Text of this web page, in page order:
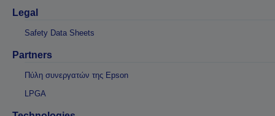
Legal
Safety Data Sheets
Partners
Πύλη συνεργατών της Epson
LPGA